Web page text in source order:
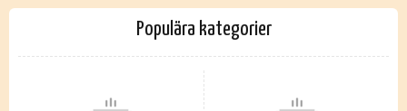
Populära kategorier